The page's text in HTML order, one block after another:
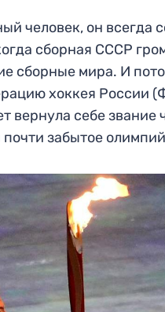
человек, он всегда
сборная СССР
сборные мира. И
хоккея России
вернула себе
забытое